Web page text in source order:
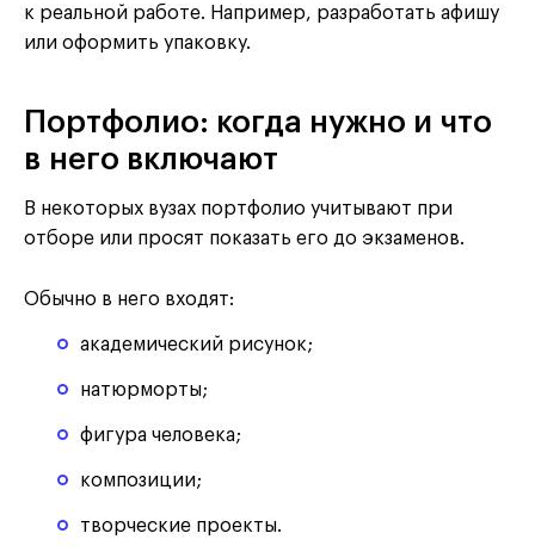
к реальной работе. Например, разработать афишу
или оформить упаковку.
Портфолио: когда нужно и что
в него включают
В некоторых вузах портфолио учитывают при
отборе или просят показать его до экзаменов.
Обычно в него входят:
академический рисунок;
натюрморты;
фигура человека;
композиции;
творческие проекты.